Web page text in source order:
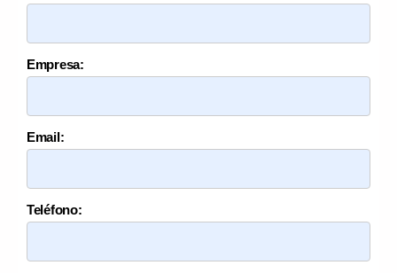
Empresa:
Email:
Teléfono: